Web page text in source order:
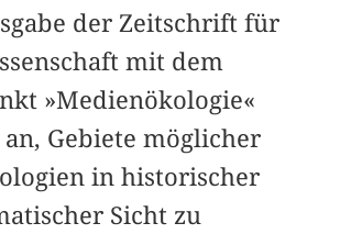
der Zeitschrift für
mit dem
»Medienökologie«
an, Gebiete möglicher
in historischer
Sicht zu